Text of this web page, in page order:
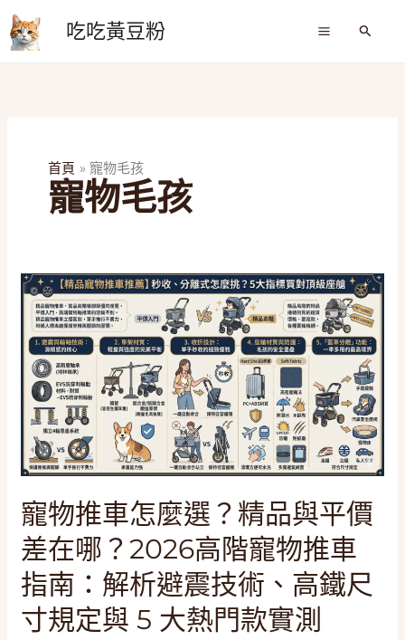
至
主
吃吃黃豆粉
搜
首頁 寵物毛孩
寵物毛孩
寵物推車怎麼選？精品與平價
差在哪？2026高階寵物推車
指南：解析避震技術、高鐵尺
寸規定與 5 大熱門款實測
寵
物
推
車
怎
麼
選？
精
品
與
平
價
差
在
哪？
2026
高